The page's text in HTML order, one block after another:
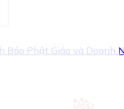
Báo Phật Giáo và Doanh